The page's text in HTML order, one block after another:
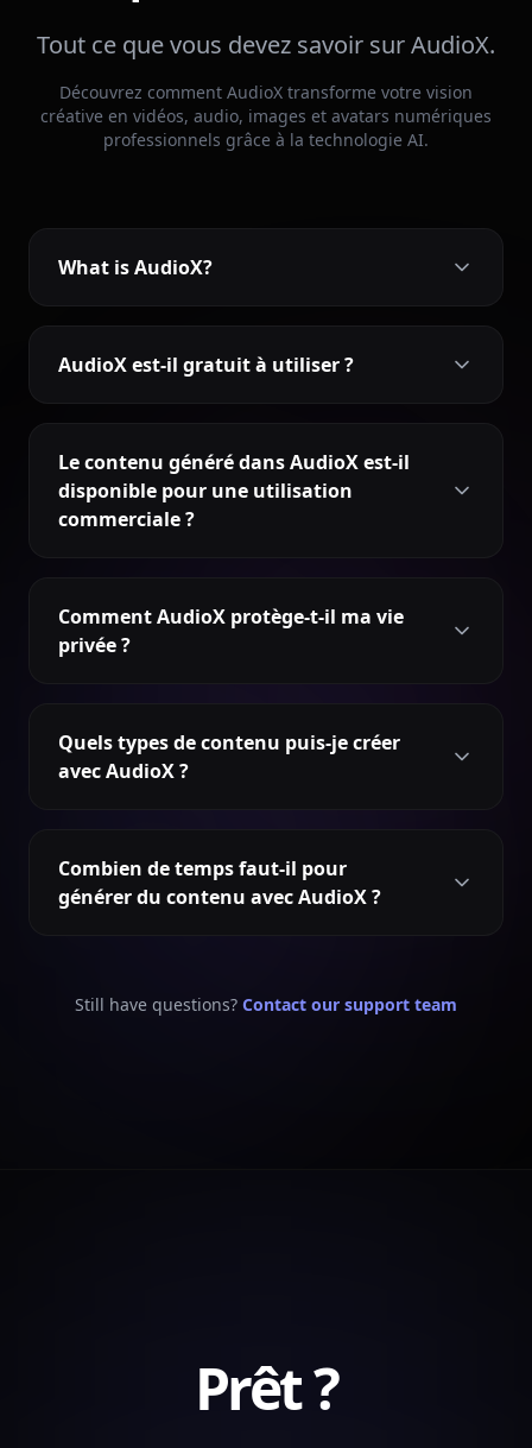
Tout ce que vous devez savoir sur AudioX.
Découvrez comment AudioX transforme votre vision
créative en vidéos, audio, images et avatars numériques
professionnels grâce à la technologie AI.
What is AudioX?
AudioX est-il gratuit à utiliser ?
Le contenu généré dans AudioX est-il
disponible pour une utilisation
commerciale ?
Comment AudioX protège-t-il ma vie
privée ?
Quels types de contenu puis-je créer
avec AudioX ?
Combien de temps faut-il pour
générer du contenu avec AudioX ?
Still have questions? Contact our support team
Prêt ?